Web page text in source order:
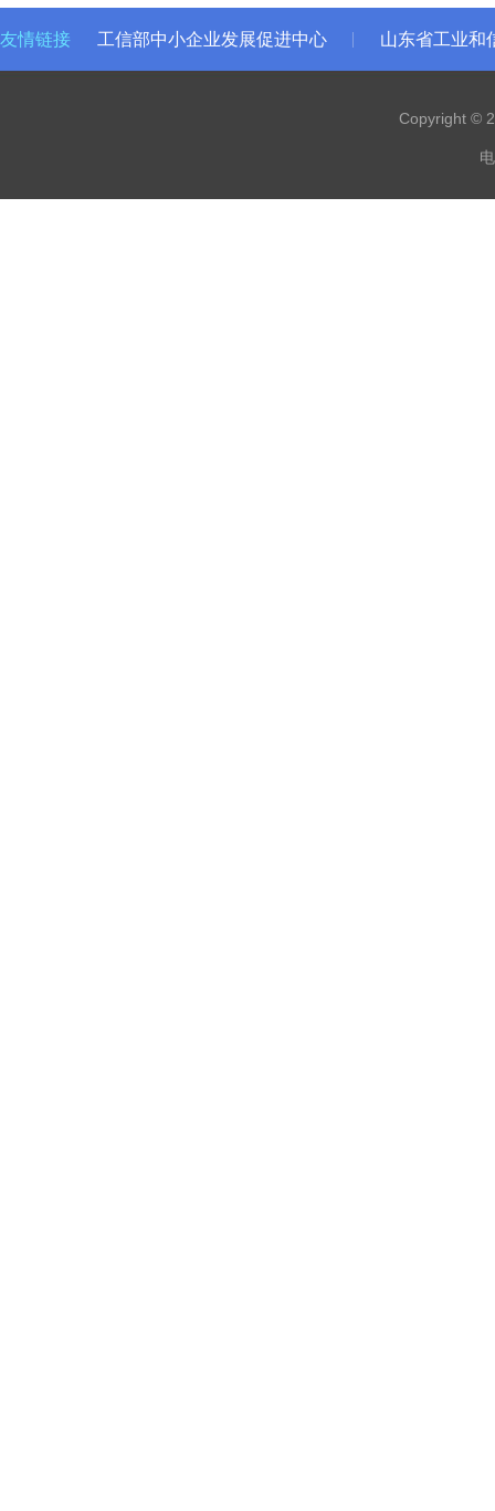
友情链接 工信部中小企业发展促进中心 山东省工业和
Copyright ©